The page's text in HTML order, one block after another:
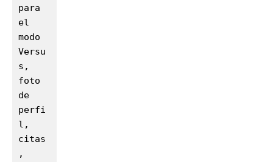
para
el
modo
Versu
s,
foto
de
perfi
l,
citas
,